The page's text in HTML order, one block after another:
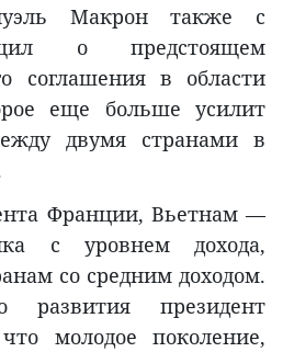
Макрон также с
о предстоящем
соглашения в области
еще больше усилит
двумя странами в
Франции, Вьетнам —
с уровнем дохода,
со средним доходом.
развития президент
молодое поколение,